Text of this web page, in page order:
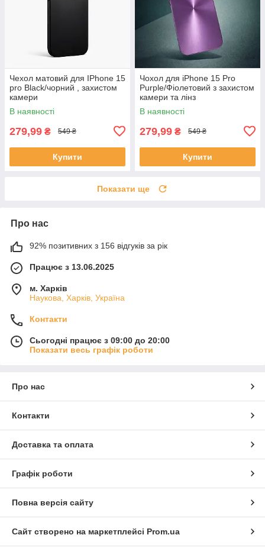
Чехол матовий для IPhone 15
pro Black/чорний , захистом
камери
В наявності
279,99 ₴ 549 ₴
Купити
Чохол для iPhone 15 Pro
Purple/Фіолетовий з захистом
камери та лінз
В наявності
279,99 ₴ 549 ₴
Купити
Показати ще
Про нас
92% позитивних з 156 відгуків за рік
Працює з 13.06.2025
м. Харків
Наукова, Харків, Україна
Контакти
Сьогодні працює з 09:00 до 20:00
Показати весь графік роботи
Про нас
Контакти
Доставка та оплата
Графік роботи
Повна версія сайту
Сайт створено на маркетплейсі Prom.ua